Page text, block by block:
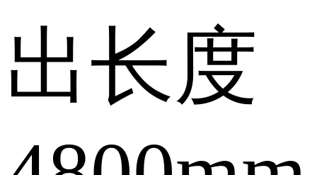
出长度